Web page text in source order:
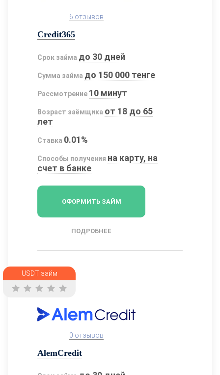
6 отзывов
Credit365
Срок займа до 30 дней
Сумма займа до 150 000 тенге
Рассмотрение 10 минут
Возраст заёмщика от 18 до 65
лет
Ставка 0.01%
Способы получения на карту, на
счет в банке
ОФОРМИТЬ ЗАЙМ
ПОДРОБНЕЕ
USDT займ
0 отзывов
AlemCredit